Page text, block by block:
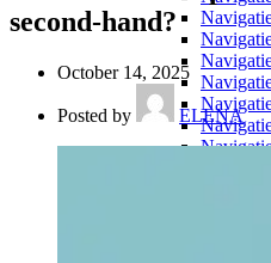
second-hand?
October 14, 2025
Posted by ELENA